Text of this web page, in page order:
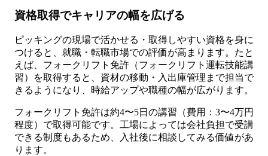
資格取得でキャリアの幅を広げる
ピッキングの現場で活かせる・取得しやすい資格を身に
つけると、就職・転職市場での評価が高まります。たと
えば、フォークリフト免許（フォークリフト運転技能講
習）を取得すると、資材の移動・入出庫管理まで担当で
きるようになり、時給アップや職種の幅が広がります。
フォークリフト免許は約4〜5日の講習（費用：3〜4万円
程度）で取得可能です。工場によっては会社負担で受講
できる制度もあるため、入社後に相談してみる価値があ
ります。